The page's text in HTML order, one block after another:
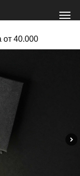
от 40.000